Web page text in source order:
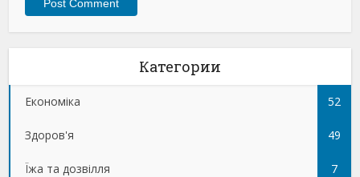
Категории
Економіка 52
Здоров'я 49
Їжа та дозвілля 7